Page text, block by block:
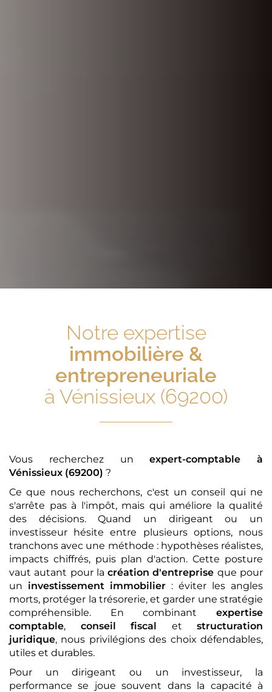
Notre expertise
immobilière &
entrepreneuriale
à Vénissieux (69200)
Vous recherchez unexpert-comptable
à
Vénissieux (69200) ?
Ce que nous recherchons, c'est un conseil qui ne
s'arrête pas à l'impôt, mais qui améliore la qualité
des décisions. Quand un dirigeant ou un
investisseur hésite entre plusieurs options, nous
tranchons avec une méthode : hypothèses réalistes,
impacts chiffrés, puis plan d'action. Cette posture
vaut autant pour lacréation d'entreprise que pour
un investissement immobilier : éviter les angles
morts, protéger la trésorerie, et garder une stratégie
compréhensible. En combinant expertise
comptable, conseil fiscal et structuration
juridique, nous privilégions des choix défendables,
utiles et durables.
Pour un dirigeant ou un investisseur, la
performance se joue souvent dans la capacité à